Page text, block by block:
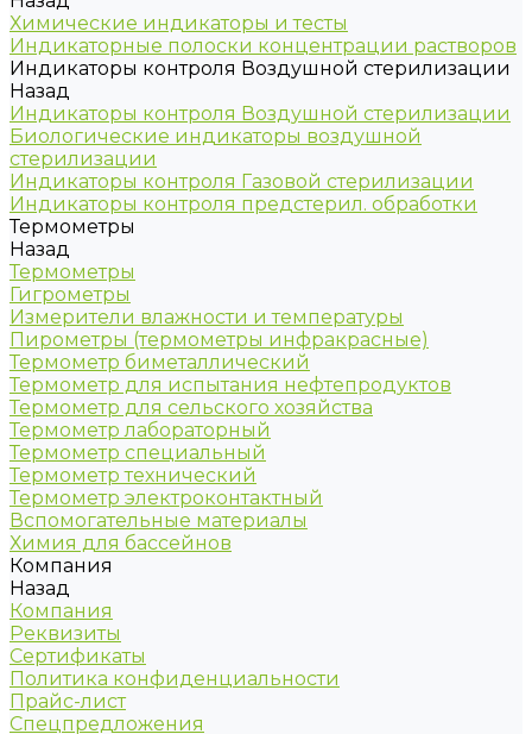
Химические индикаторы и тесты
Индикаторные полоски концентрации растворов
Индикаторы контроля Воздушной стерилизации
Назад
Индикаторы контроля Воздушной стерилизации
Биологические индикаторы воздушной
стерилизации
Индикаторы контроля Газовой стерилизации
Индикаторы контроля предстерил. обработки
Термометры
Назад
Термометры
Гигрометры
Измерители влажности и температуры
Пирометры (термометры инфракрасные)
Термометр биметаллический
Термометр для испытания нефтепродуктов
Термометр для сельского хозяйства
Термометр лабораторный
Термометр специальный
Термометр технический
Термометр электроконтактный
Вспомогательные материалы
Химия для бассейнов
Компания
Назад
Компания
Реквизиты
Сертификаты
Политика конфиденциальности
Прайс-лист
Спецпредложения